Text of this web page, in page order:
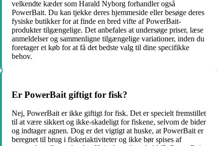
velkendte kæder som Harald Nyborg forhandler også
PowerBait. Du kan tjekke deres hjemmeside eller besøge deres
fysiske butikker for at finde en bred vifte af PowerBait-
produkter tilgængelige. Det anbefales at undersøge priser, læse
anmeldelser og sammenligne tilgængelige variationer, inden du
foretager et køb for at få det bedste valg til dine specifikke
behov.
Er PowerBait giftigt for fisk?
Nej, PowerBait er ikke giftigt for fisk. Det er specielt fremstillet
til at være sikkert og ikke-skadeligt for fiskene, selvom de bider
og indtager agnen. Dog er det vigtigt at huske, at PowerBait er
beregnet til brug i fiskeriaktiviteter og ikke bør spises af